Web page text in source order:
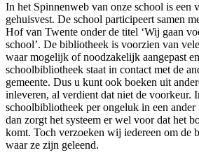
In het Spinnenweb van onze school is een
gehuisvest. De school participeert samen
Hof van Twente onder de titel ‘Wij gaan
school’. De bibliotheek is voorzien van
waar mogelijk of noodzakelijk aangepast
schoolbibliotheek staat in contact met de
gemeente. Dus u kunt ook boeken uit
inleveren, al verdient dat niet de voorkeur.
schoolbibliotheek per ongeluk in een
dan zorgt het systeem er wel voor dat het
komt. Toch verzoeken wij iedereen om de
waar ze zijn geleend.